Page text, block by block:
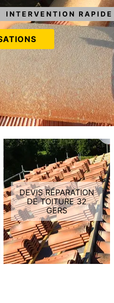
INTERVENTION
DEVIS RÉPARATION
DE TOITURE 32
GERS